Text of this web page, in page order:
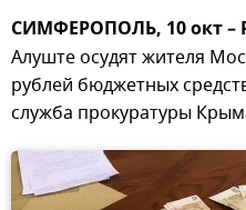
СИМФЕРОПОЛЬ, 10 окт –
Алуште осудят жителя
рублей бюджетных
служба прокуратуры